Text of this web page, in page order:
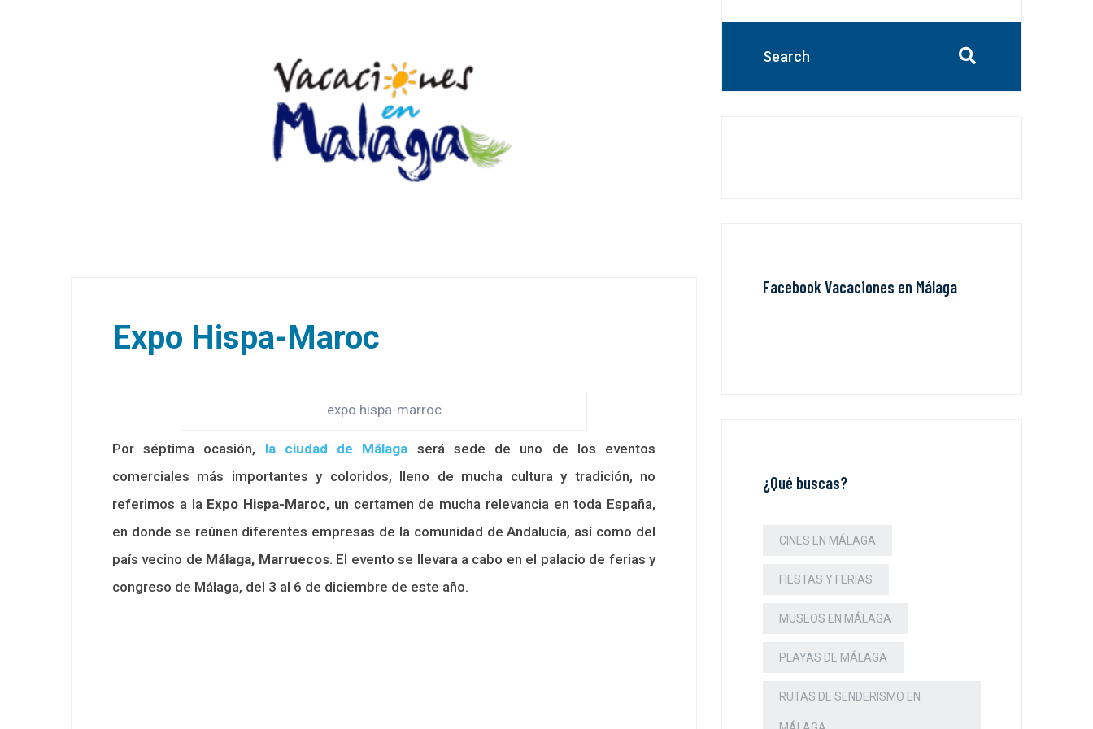
Expo Hispa-Maroc
expo hispa-marroc
Por séptima ocasión, la ciudad de Málaga será sede de uno de los eventos
comerciales más importantes y coloridos, lleno de mucha cultura y tradición, no
referimos a la Expo Hispa-Maroc, un certamen de mucha relevancia en toda España,
en donde se reúnen diferentes empresas de la comunidad de Andalucía, así como del
país vecino de Málaga, Marruecos. El evento se llevara a cabo en el palacio de ferias y
congreso de Málaga, del 3 al 6 de diciembre de este año.
Facebook Vacaciones en Málaga
¿Qué buscas?
CINES EN MÁLAGA
FIESTAS Y FERIAS
MUSEOS EN MÁLAGA
PLAYAS DE MÁLAGA
RUTAS DE SENDERISMO EN